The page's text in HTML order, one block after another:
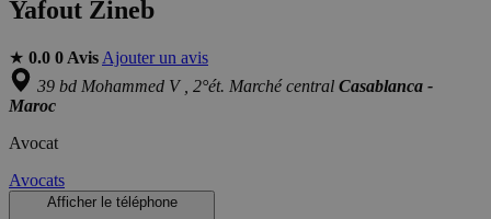
Yafout Zineb
★ 0.0 0 Avis Ajouter un avis
39 bd Mohammed V , 2°ét. Marché central Casablanca -
Maroc
Avocat
Avocats
Afficher le téléphone